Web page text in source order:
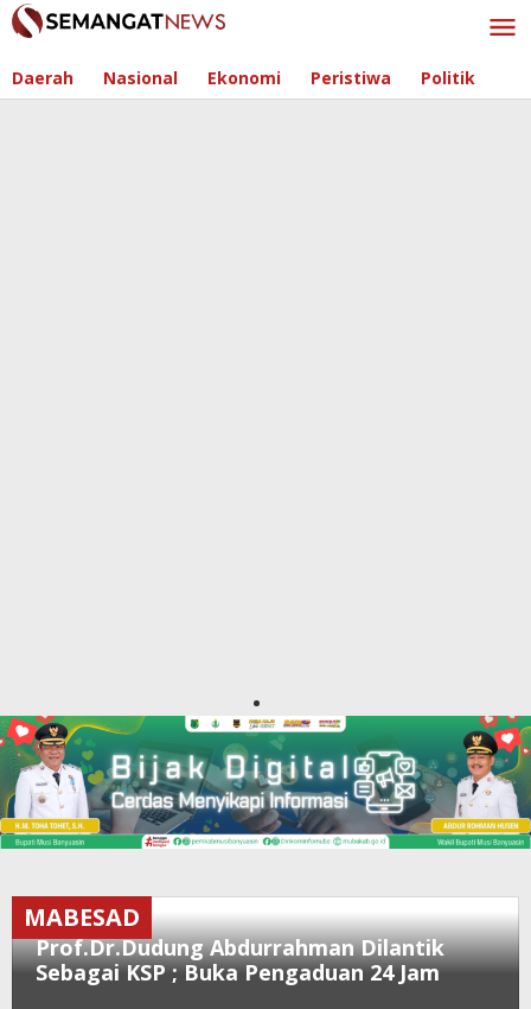
Skip
to
Daerah Nasional Ekonomi Peristiwa Politik
Prof.Dr.Dudung Abdurrahman Dilantik
Sebagai KSP ; Buka Pengaduan 24 Jam
MABESAD